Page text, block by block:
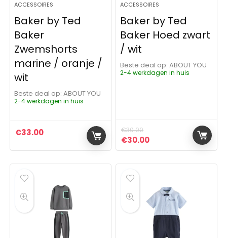
ACCESSOIRES
Baker by Ted
Baker
Zwemshorts
marine / oranje /
wit
Beste deal op:
ABOUT YOU
2-4 werkdagen in huis
€33.00
ACCESSOIRES
Baker by Ted
Baker Hoed zwart
/ wit
Beste deal op:
ABOUT YOU
2-4 werkdagen in huis
€30.00
Oorspronkelijke prijs
€30.00Huidige prijs is: